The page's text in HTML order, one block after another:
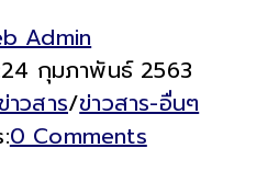
Admin
24 กุมภาพันธ์ 2563
ข่าวสาร/ข่าวสาร-อื่นๆ
0 Comments